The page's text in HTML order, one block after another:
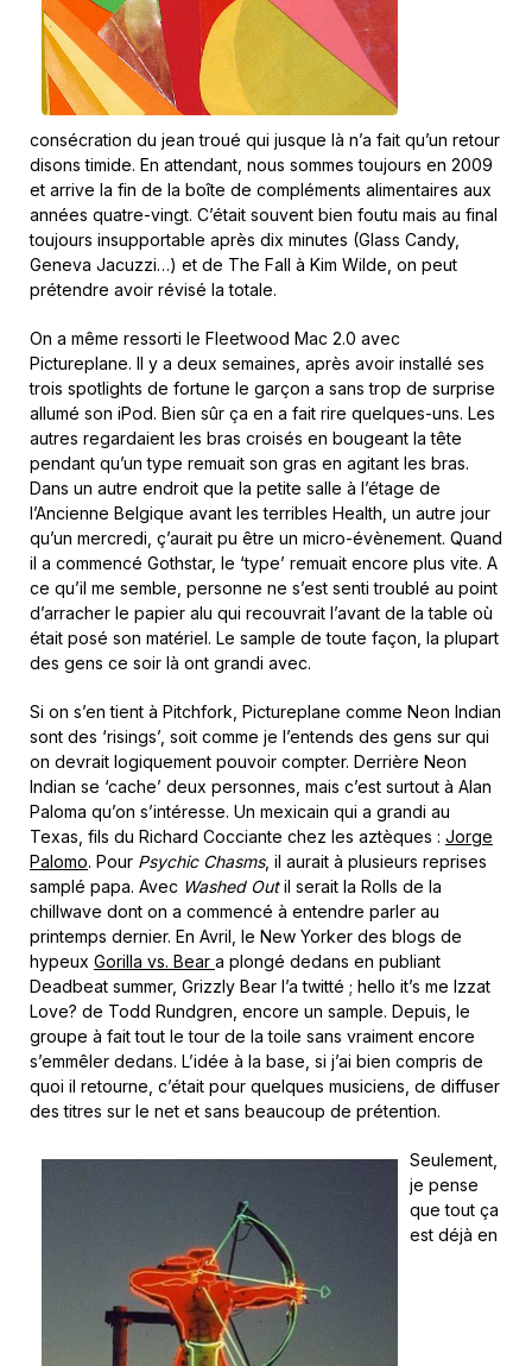
consécration du jean troué qui jusque là n’a fait qu’un retour
disons timide. En attendant, nous sommes toujours en 2009
et arrive la fin de la boîte de compléments alimentaires aux
années quatre-vingt. C’était souvent bien foutu mais au final
toujours insupportable après dix minutes (Glass Candy,
Geneva Jacuzzi…) et de The Fall à Kim Wilde, on peut
prétendre avoir révisé la totale.
On a même ressorti le Fleetwood Mac 2.0 avec
Pictureplane. Il y a deux semaines, après avoir installé ses
trois spotlights de fortune le garçon a sans trop de surprise
allumé son iPod. Bien sûr ça en a fait rire quelques-uns. Les
autres regardaient les bras croisés en bougeant la tête
pendant qu’un type remuait son gras en agitant les bras.
Dans un autre endroit que la petite salle à l’étage de
l’Ancienne Belgique avant les terribles Health, un autre jour
qu’un mercredi, ç’aurait pu être un micro-évènement. Quand
il a commencé Gothstar, le ‘type’ remuait encore plus vite. A
ce qu’il me semble, personne ne s’est senti troublé au point
d’arracher le papier alu qui recouvrait l’avant de la table où
était posé son matériel. Le sample de toute façon, la plupart
des gens ce soir là ont grandi avec.
Si on s’en tient à Pitchfork, Pictureplane comme Neon Indian
sont des ‘risings’, soit comme je l’entends des gens sur qui
on devrait logiquement pouvoir compter. Derrière Neon
Indian se ‘cache’ deux personnes, mais c’est surtout à Alan
Paloma qu’on s’intéresse. Un mexicain qui a grandi au
Texas, fils du Richard Cocciante chez les aztèques : Jorge
Palomo. Pour Psychic Chasms, il aurait à plusieurs reprises
samplé papa. Avec Washed Outil serait la Rolls de la
chillwave dont on a commencé à entendre parler au
printemps dernier. En Avril, le New Yorker des blogs de
hypeux Gorilla vs. Bear a plongé dedans en publiant
Deadbeat summer, Grizzly Bear l’a twitté ; hello it’s me Izzat
Love? de Todd Rundgren, encore un sample. Depuis, le
groupe à fait tout le tour de la toile sans vraiment encore
s’emmêler dedans. L’idée à la base, si j’ai bien compris de
quoi il retourne, c’était pour quelques musiciens, de diffuser
des titres sur le net et sans beaucoup de prétention.
Seulement,
je pense
que tout ça
est déjà en